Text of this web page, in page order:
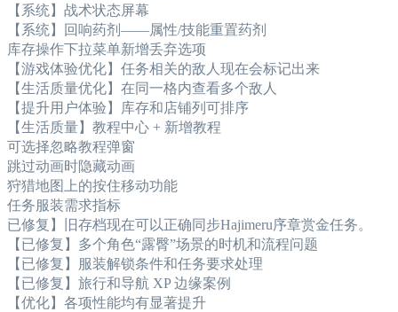
【系统】战术状态屏幕
【系统】回响药剂——属性/技能重置药剂
库存操作下拉菜单新增丢弃选项
【游戏体验优化】任务相关的敌人现在会标记出来
【生活质量优化】在同一格内查看多个敌人
【提升用户体验】库存和店铺列可排序
【生活质量】教程中心 + 新增教程
可选择忽略教程弹窗
跳过动画时隐藏动画
狩猎地图上的按住移动功能
任务服装需求指标
已修复】旧存档现在可以正确同步Hajimeru序章赏金任务。
【已修复】多个角色“露臀”场景的时机和流程问题
【已修复】服装解锁条件和任务要求处理
【已修复】旅行和导航 XP 边缘案例
【优化】各项性能均有显著提升